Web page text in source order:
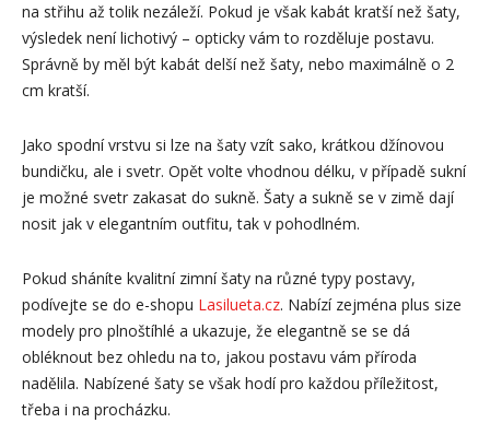
na střihu až tolik nezáleží. Pokud je však kabát kratší než šaty,
výsledek není lichotivý – opticky vám to rozděluje postavu.
Správně by měl být kabát delší než šaty, nebo maximálně o 2
cm kratší.
Jako spodní vrstvu si lze na šaty vzít sako, krátkou džínovou
bundičku, ale i svetr. Opět volte vhodnou délku, v případě sukní
je možné svetr zakasat do sukně. Šaty a sukně se v zimě dají
nosit jak v elegantním outfitu, tak v pohodlném.
Pokud sháníte kvalitní zimní šaty na různé typy postavy,
podívejte se do e-shopu Lasilueta.cz. Nabízí zejména plus size
modely pro plnoštíhlé a ukazuje, že elegantně se se dá
obléknout bez ohledu na to, jakou postavu vám příroda
nadělila. Nabízené šaty se však hodí pro každou příležitost,
třeba i na procházku.